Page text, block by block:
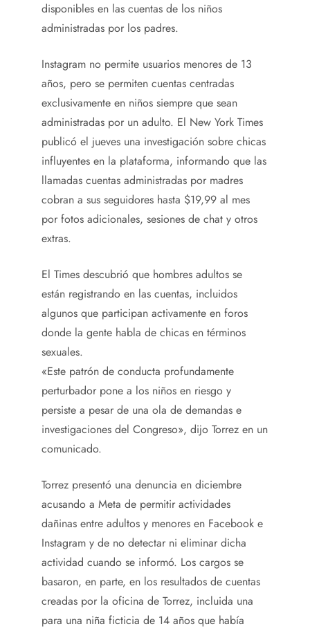
disponibles en las cuentas de los niños
administradas por los padres.
Instagram no permite usuarios menores de 13
años, pero se permiten cuentas centradas
exclusivamente en niños siempre que sean
administradas por un adulto. El New York Times
publicó el jueves una investigación sobre chicas
influyentes en la plataforma, informando que las
llamadas cuentas administradas por madres
cobran a sus seguidores hasta $19,99 al mes
por fotos adicionales, sesiones de chat y otros
extras.
El Times descubrió que hombres adultos se
están registrando en las cuentas, incluidos
algunos que participan activamente en foros
donde la gente habla de chicas en términos
sexuales.
«Este patrón de conducta profundamente
perturbador pone a los niños en riesgo y
persiste a pesar de una ola de demandas e
investigaciones del Congreso», dijo Torrez en un
comunicado.
Torrez presentó una denuncia en diciembre
acusando a Meta de permitir actividades
dañinas entre adultos y menores en Facebook e
Instagram y de no detectar ni eliminar dicha
actividad cuando se informó. Los cargos se
basaron, en parte, en los resultados de cuentas
creadas por la oficina de Torrez, incluida una
para una niña ficticia de 14 años que había